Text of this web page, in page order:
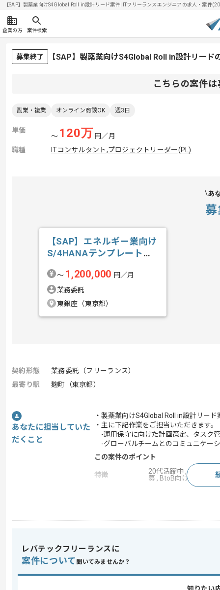
【SAP】製薬業向けS4Global Roll in設計リード案件| ITフリーランスエンジニアの求人・案件
企業の方 案件検索
募集終了 【SAP】製薬業向けS4Global Roll in設計リード
こちらの案件
副業・複業 オンライン商談OK 週3日
単価
〜 120万 円／月
職種
ITコンサルタント,プロジェクトリーダー(PL)
あ
【SAP】エネルギー業向け
S/4HANAテンプレート導
〜 1,200,000 円／月
業務委託
東銀座（東京都）
契約形態
業務委託（フリーランス）
最寄り駅
麹町（東京都）
あなたに担当していた
だくこと
・製薬業向けS4Global Roll in設計リー
・主に下記作業をご担当いただきます。
-運用保守に向けた計画策定、タスク
-グローバルチームとのコミュニケー
この案件のポイント
特徴
20代活躍中 , 30代活躍
募 , BtoB向け , 新技術
・システムエンジニアとしての開発お
・コンサルタントとしての実務経験
・TOEIC 780点以上の英語力
レバテックフリーランスに
案件について 聞いてみませんか？